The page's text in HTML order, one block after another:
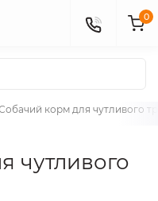
0
корм для чутливого
чутливого